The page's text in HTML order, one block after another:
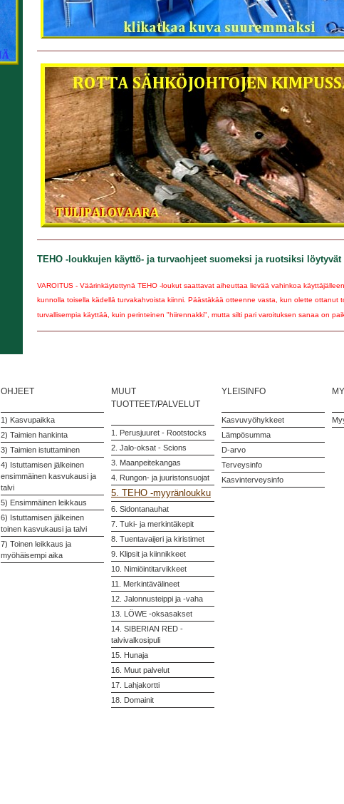
TEHO -loukkujen käyttö- ja turvaohjeet suomeksi ja ruotsiksi löytyvät
VAROITUS - Väärinkäytettynä TEHO -loukut saattavat aiheuttaa lievää vahinkoa
kunnolla toisella kädellä turvakahvoista kiinni. Päästäkää otteenne vasta, kun olette ottanut
turvallisempia käyttää, kuin perinteinen "hiirennakki", mutta silti pari varoituksen sanaa on
OHJEET
1) Kasvupaikka
2) Taimien hankinta
3) Taimien istuttaminen
4) Istuttamisen jälkeinen
ensimmäinen kasvukausi ja
talvi
5) Ensimmäinen leikkaus
6) Istuttamisen jälkeinen
toinen kasvukausi ja talvi
7) Toinen leikkaus ja
myöhäisempi aika
MUUT
TUOTTEET/PALVELUT
1. Perusjuuret - Rootstocks
2. Jalo-oksat - Scions
3. Maanpeitekangas
4. Rungon- ja juuristonsuojat
5. TEHO -myyränloukku
6. Sidontanauhat
7. Tuki- ja merkintäkepit
8. Tuentavaijeri ja kiristimet
9. Klipsit ja kiinnikkeet
10. Nimiöintitarvikkeet
11. Merkintävälineet
12. Jalonnusteippi ja -vaha
13. LÖWE -oksasakset
14. SIBERIAN RED -
talvivalkosipuli
15. Hunaja
16. Muut palvelut
17. Lahjakortti
18. Domainit
YLEISINFO
Kasvuvyöhykkeet
Lämpösumma
D-arvo
Terveysinfo
Kasvinterveysinfo